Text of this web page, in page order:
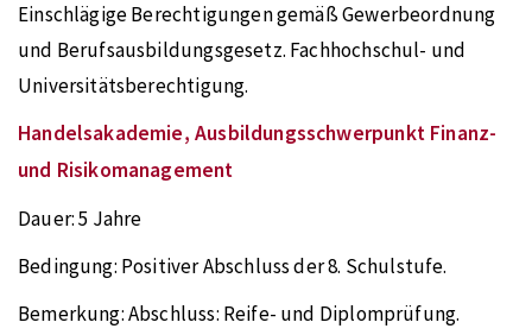
Einschlägige Berechtigungen gemäß Gewerbeordnung
und Berufsausbildungsgesetz. Fachhochschul- und
Universitätsberechtigung.
Handelsakademie, Ausbildungsschwerpunkt Finanz-
und Risikomanagement
Dauer:5 Jahre
Bedingung: Positiver Abschluss der 8. Schulstufe.
Bemerkung:Abschluss: Reife- und Diplomprüfung.